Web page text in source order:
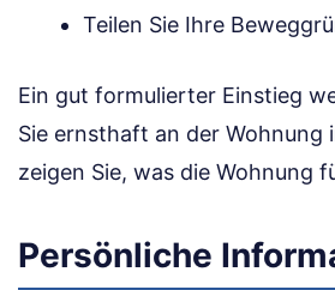
Teilen Sie Ihre
Ein gut formulierter Einstieg
Sie ernsthaft an der Wohnung
zeigen Sie, was die Wohnung
Persönliche